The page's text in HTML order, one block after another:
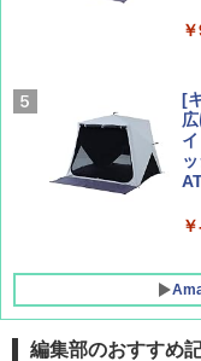
[
編集部のおすすめ